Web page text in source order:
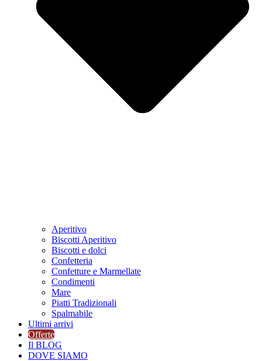
Aperitivo
Biscotti Aperitivo
Biscotti e dolci
Confetteria
Confetture e Marmellate
Condimenti
Mare
Piatti Tradizionali
Spalmabile
Ultimi arrivi
Offerte
Il BLOG
DOVE SIAMO